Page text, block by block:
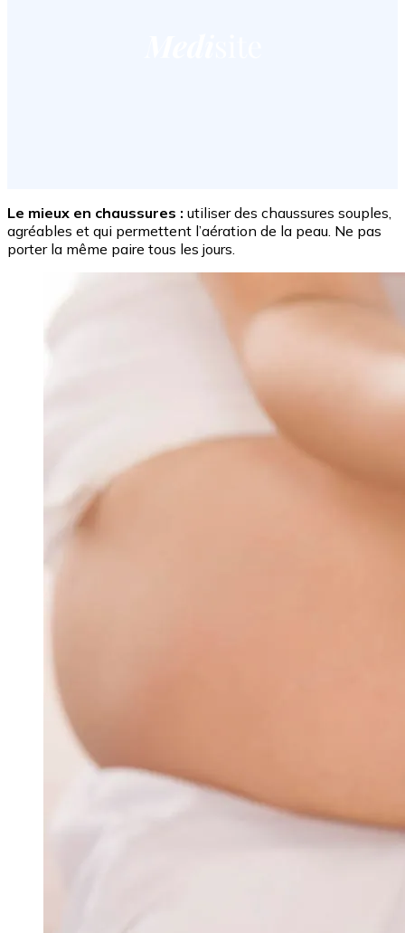
Le mieux en chaussures : utiliser des chaussures souples,
agréables et qui permettent l’aération de la peau. Ne pas
porter la même paire tous les jours.